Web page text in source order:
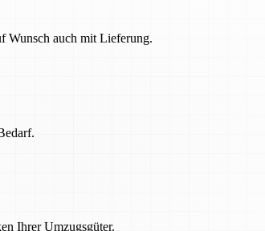
Wunsch auch mit Lieferung.
Ihrer Umzugsgüter.